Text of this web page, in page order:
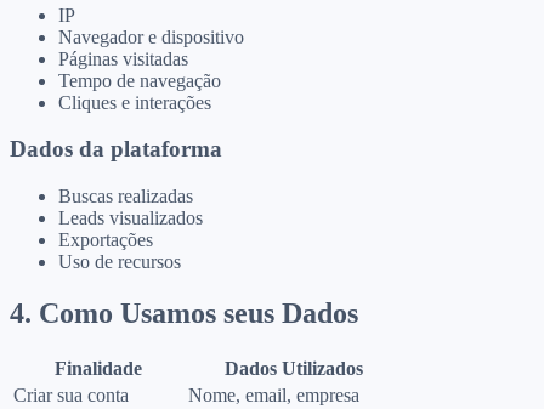
IP
Navegador e dispositivo
Páginas visitadas
Tempo de navegação
Cliques e interações
Dados da plataforma
Buscas realizadas
Leads visualizados
Exportações
Uso de recursos
4. Como Usamos seus Dados
Finalidade
Dados Utilizados
Criar sua conta
Nome, email, empresa